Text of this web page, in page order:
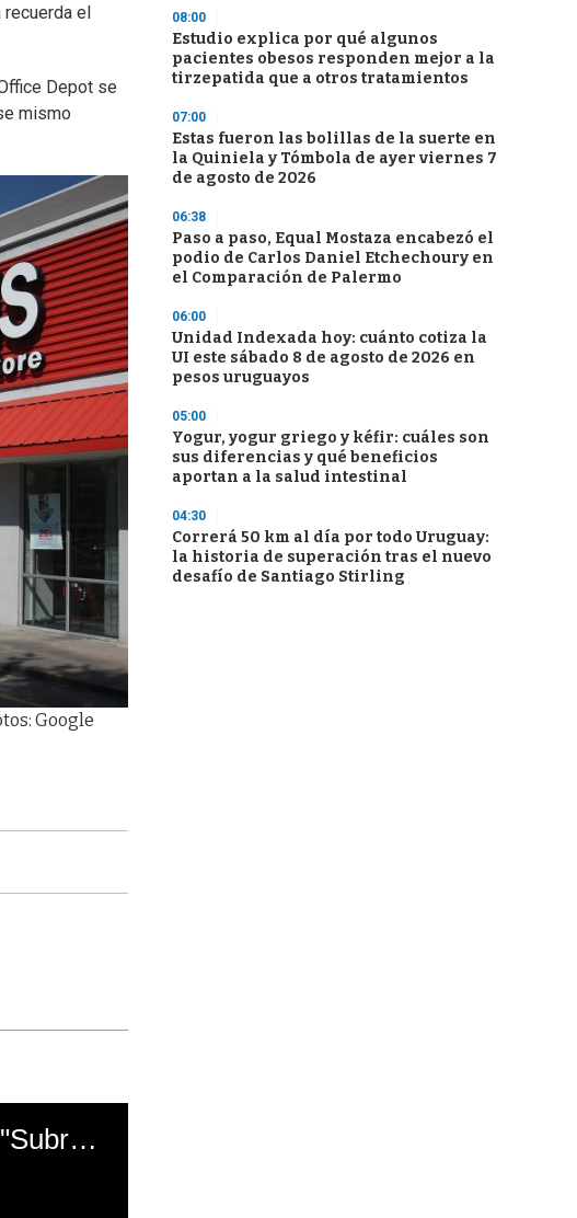
el
Depot se
mismo
Google
El mal momento de Yanina Gasañol con un hincha argentino en "Subrayado"
08:00
Estudio explica por qué algunos
pacientes obesos responden mejor a la
tirzepatida que a otros tratamientos
07:00
Estas fueron las bolillas de la suerte en
la Quiniela y Tómbola de ayer viernes 7
de agosto de 2026
06:38
Paso a paso, Equal Mostaza encabezó el
podio de Carlos Daniel Etchechoury en
el Comparación de Palermo
06:00
Unidad Indexada hoy: cuánto cotiza la
UI este sábado 8 de agosto de 2026 en
pesos uruguayos
05:00
Yogur, yogur griego y kéfir: cuáles son
sus diferencias y qué beneficios
aportan a la salud intestinal
04:30
Correrá 50 km al día por todo Uruguay:
la historia de superación tras el nuevo
desafío de Santiago Stirling